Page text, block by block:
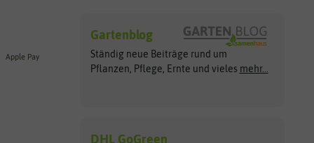
Apple Pay
Gartenblog
Ständig neue Beiträge rund um
Pflanzen, Pflege, Ernte und vieles mehr...
DHL GoGreen